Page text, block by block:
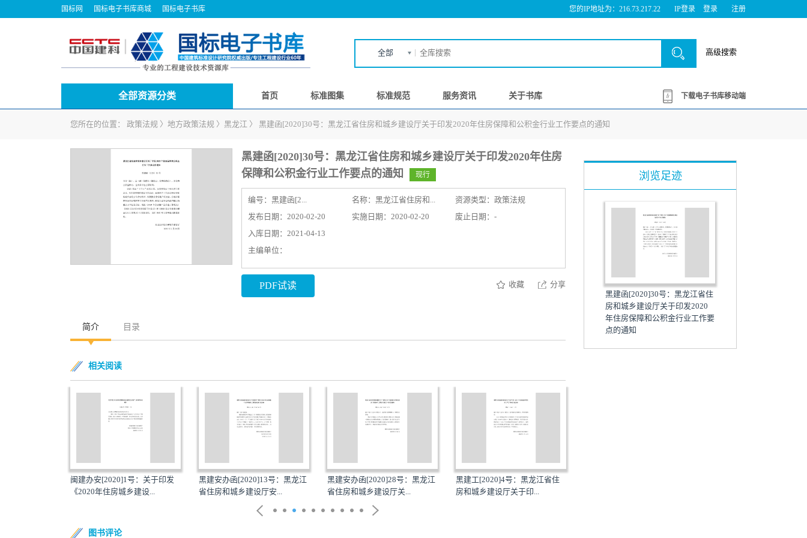
国标网 国标电子书库商城 国标电子书库 您的IP地址为：216.73.217.22 IP登录 登录 注册
全部 高级搜索
全部资源分类 首页 标准图集 标准规范 服务资讯 关于书库 下载电子书库移动端
您所在的位置： 政策法规 〉 地方政策法规 〉 黑龙江 〉 黑建函[2020]30号：黑龙江省住房和城乡建设厅关于印发2020年住房保障和公积金行业工作要点的通知
黑建函[2020]30号：黑龙江省住房和城乡建设厅关于印发2020年住房
保障和公积金行业工作要点的通知
现行
编号： 黑建函[2... 名称： 黑龙江省住房和...
资源类型：政策法规
发布日期：2020-02-20
实施日期：2020-02-20
废止日期：-
入库日期：2021-04-13
主编单位：
PDF试读 收藏 分享
简介 目录
相关阅读
黑建安办函[2020]13号：黑龙江
省住房和城乡建设厅安...
黑建安办函[2020]28号：黑龙江
省住房和城乡建设厅关...
黑建工[2020]4号：黑龙江省住
房和城乡建设厅关于印...
黑建工[2020]9号：黑龙江省住
房和城乡建设厅关于印...
图书评论
浏览足迹
黑建函[2020]30号：黑龙江省住
房和城乡建设厅关于印发2020
年住房保障和公积金行业工作要
点的通知